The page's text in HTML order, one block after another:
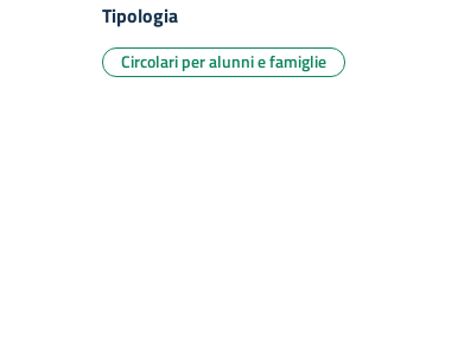
Tipologia
Circolari per alunni e famiglie